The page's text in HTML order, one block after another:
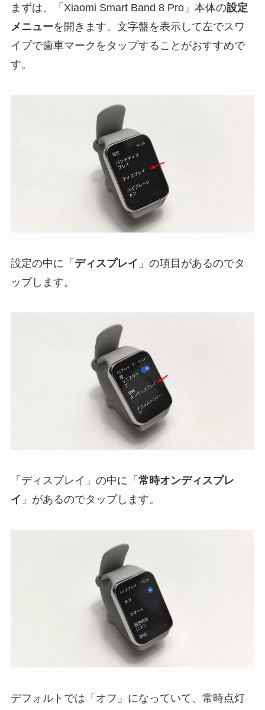
まずは、「Xiaomi Smart Band 8 Pro」本体の設定
メニューを開きます。文字盤を表示して左でスワ
イプで歯車マークをタップすることがおすすめで
す。
設定の中に「 ディスプレイ 」の項目があるのでタ
ップします。
「ディスプレイ」の中に「 常時オンディスプレ
イ 」があるのでタップします。
デフォルトでは「オフ」になっていて、常時点灯